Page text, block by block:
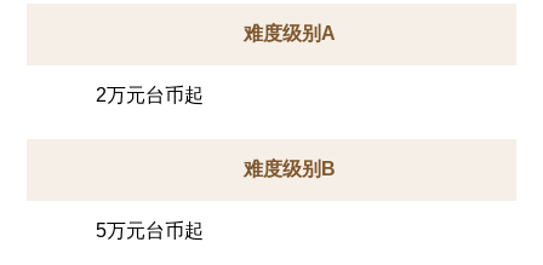
难度级别A
2万元台币起
难度级别B
5万元台币起